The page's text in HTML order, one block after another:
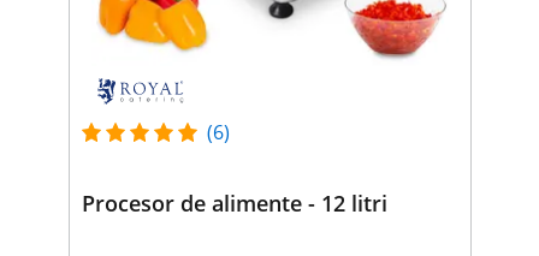
(6)
Procesor de alimente - 12 litri